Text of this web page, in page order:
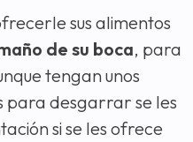
sus alimentos
de su boca, para
tengan unos
para desgarrar se les
si se les ofrece